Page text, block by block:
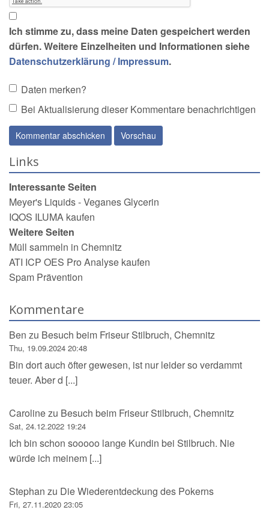
Ich stimme zu, dass meine Daten gespeichert werden
dürfen. Weitere Einzelheiten und Informationen siehe
Datenschutzerklärung / Impressum.
Daten merken?
Bei Aktualisierung dieser Kommentare benachrichtigen
Links
Interessante Seiten
Meyer's Liquids - Veganes Glycerin
IQOS ILUMA kaufen
Weitere Seiten
Müll sammeln in Chemnitz
ATI ICP OES Pro Analyse kaufen
Spam Prävention
Kommentare
Ben zu Besuch beim Friseur Stilbruch, Chemnitz
Thu, 19.09.2024 20:48
Bin dort auch öfter gewesen, ist nur leider so verdammt
teuer. Aber d [...]
Carolinezu Besuch beim Friseur Stilbruch, Chemnitz
Sat, 24.12.2022 19:24
Ich bin schon sooooo lange Kundin bei Stilbruch. Nie
würde ich meinem [...]
Stephan zu Die Wiederentdeckung des Pokerns
Fri, 27.11.2020 23:05